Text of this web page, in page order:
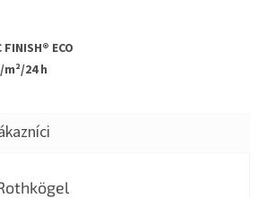
FINISH® ECO
m²/24 h